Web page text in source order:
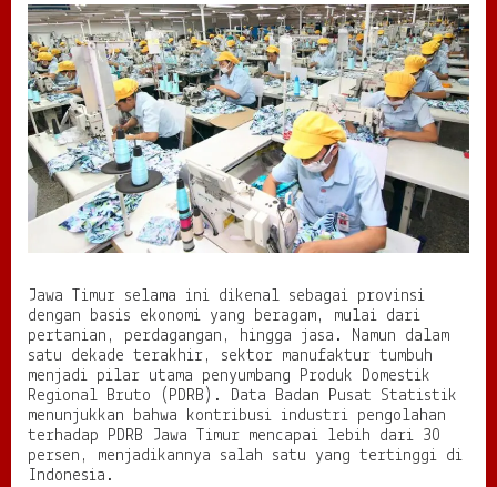
r
B
a
r
u
P
e
t
u
m
b
u
a
n
N
a
s
o
n
a
Jawa Timur selama ini dikenal sebagai provinsi
dengan basis ekonomi yang beragam, mulai dari
pertanian, perdagangan, hingga jasa. Namun dalam
satu dekade terakhir, sektor manufaktur tumbuh
menjadi pilar utama penyumbang Produk Domestik
Regional Bruto (PDRB). Data Badan Pusat Statistik
menunjukkan bahwa kontribusi industri pengolahan
terhadap PDRB Jawa Timur mencapai lebih dari 30
persen, menjadikannya salah satu yang tertinggi di
Indonesia.